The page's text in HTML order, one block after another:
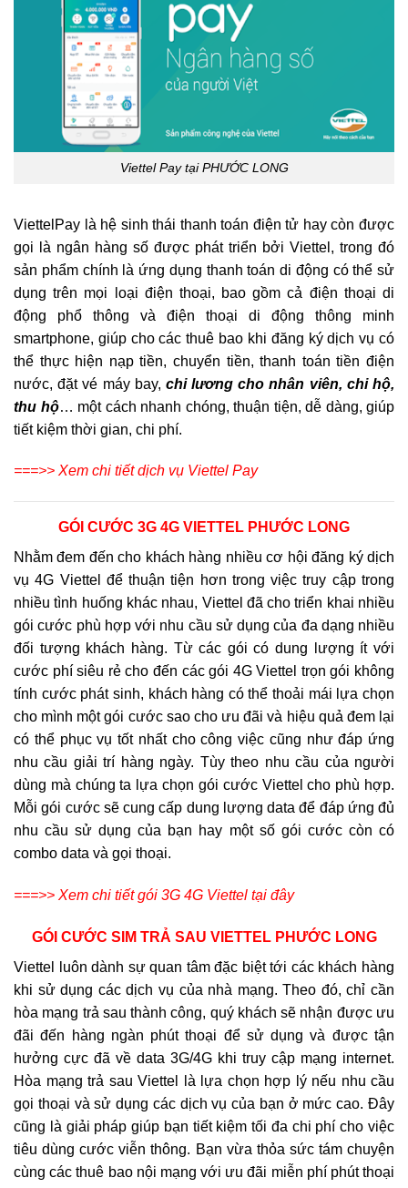
Viettel Pay tại PHƯỚC LONG
ViettelPay là hệ sinh thái thanh toán điện tử hay còn được
gọi là ngân hàng số được phát triển bởi Viettel, trong đó
sản phẩm chính là ứng dụng thanh toán di động có thể sử
dụng trên mọi loại điện thoại, bao gồm cả điện thoại di
động phổ thông và điện thoại di động thông minh
smartphone, giúp cho các thuê bao khi đăng ký dịch vụ có
thể thực hiện nạp tiền, chuyển tiền, thanh toán tiền điện
nước, đặt vé máy bay, chi lương cho nhân viên, chi hộ,
thu hộ… một cách nhanh chóng, thuận tiện, dễ dàng, giúp
tiết kiệm thời gian, chi phí.
===>> Xem chi tiết dịch vụ Viettel Pay
GÓI CƯỚC 3G 4G VIETTEL PHƯỚC LONG
Nhằm đem đến cho khách hàng nhiều cơ hội đăng ký dịch
vụ 4G Viettel để thuận tiện hơn trong việc truy cập trong
nhiều tình huống khác nhau, Viettel đã cho triển khai nhiều
gói cước phù hợp với nhu cầu sử dụng của đa dạng nhiều
đối tượng khách hàng. Từ các gói có dung lượng ít với
cước phí siêu rẻ cho đến các gói 4G Viettel trọn gói không
tính cước phát sinh, khách hàng có thể thoải mái lựa chọn
cho mình một gói cước sao cho ưu đãi và hiệu quả đem lại
có thể phục vụ tốt nhất cho công việc cũng như đáp ứng
nhu cầu giải trí hàng ngày. Tùy theo nhu cầu của người
dùng mà chúng ta lựa chọn gói cước Viettel cho phù hợp.
Mỗi gói cước sẽ cung cấp dung lượng data để đáp ứng đủ
nhu cầu sử dụng của bạn hay một số gói cước còn có
combo data và gọi thoại.
===>> Xem chi tiết gói 3G 4G Viettel tại đây
GÓI CƯỚC SIM TRẢ SAU VIETTEL PHƯỚC LONG
Viettel luôn dành sự quan tâm đặc biệt tới các khách hàng
khi sử dụng các dịch vụ của nhà mạng. Theo đó, chỉ cần
hòa mạng trả sau thành công, quý khách sẽ nhận được ưu
đãi đến hàng ngàn phút thoại để sử dụng và được tận
hưởng cực đã về data 3G/4G khi truy cập mạng internet.
Hòa mạng trả sau Viettel là lựa chọn hợp lý nếu nhu cầu
gọi thoại và sử dụng các dịch vụ của bạn ở mức cao. Đây
cũng là giải pháp giúp bạn tiết kiệm tối đa chi phí cho việc
tiêu dùng cước viễn thông. Bạn vừa thỏa sức tám chuyện
cùng các thuê bao nội mạng với ưu đãi miễn phí phút thoại